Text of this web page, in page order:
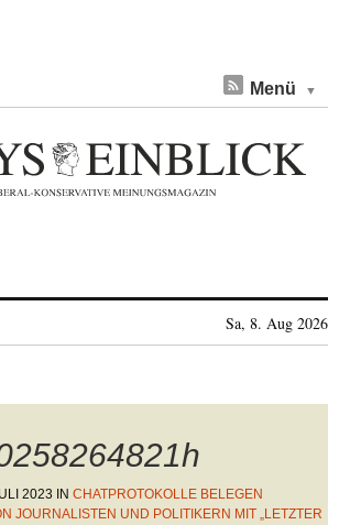
Menü
Sa, 8. Aug 2026
2023 IN CHATPROTOKOLLE BELEGEN
JOURNALISTEN UND POLITIKERN MIT „LETZTER